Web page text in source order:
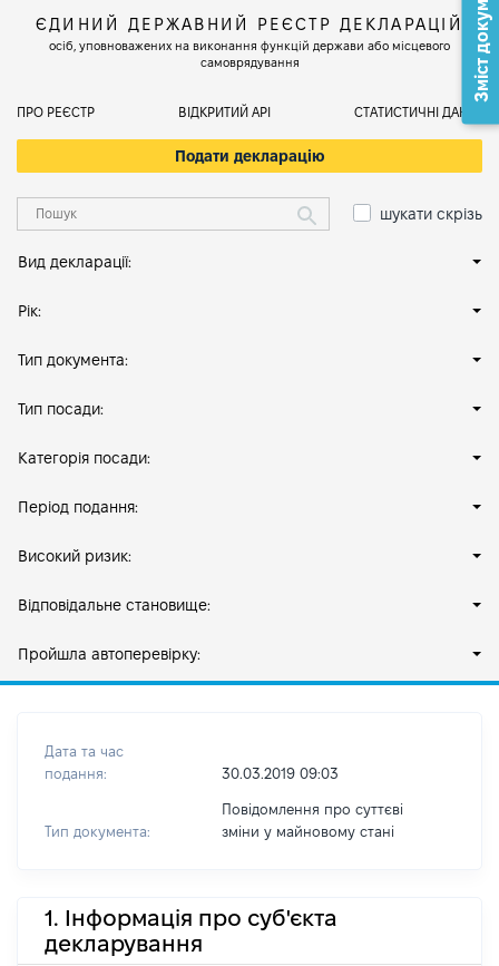
ЄДИНИЙ ДЕРЖАВНИЙ РЕЄСТР ДЕКЛАРАЦІЙ
осіб, уповноважених на виконання функцій держави або місцевого
самоврядування
ПРО РЕЄСТР ВІДКРИТИЙ АРІ СТАТИСТИЧНІ ДАНІ
Подати декларацію
шукати скрізь
Вид декларації:
Рік:
Тип документа:
Тип посади:
Категорія посади:
Період подання:
Високий ризик:
Відповідальне становище:
Пройшла автоперевірку:
Дата та час
подання:
30.03.2019 09:03
Тип документа:
Повідомлення про суттєві
зміни y майновому стані
1. Інформація про суб'єкта
декларування
Зміст документа